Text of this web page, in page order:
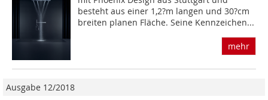
besteht aus einer 1,2?m langen und 30?cm
breiten planen Fläche. Seine Kennzeichen...
mehr
Ausgabe 12/2018